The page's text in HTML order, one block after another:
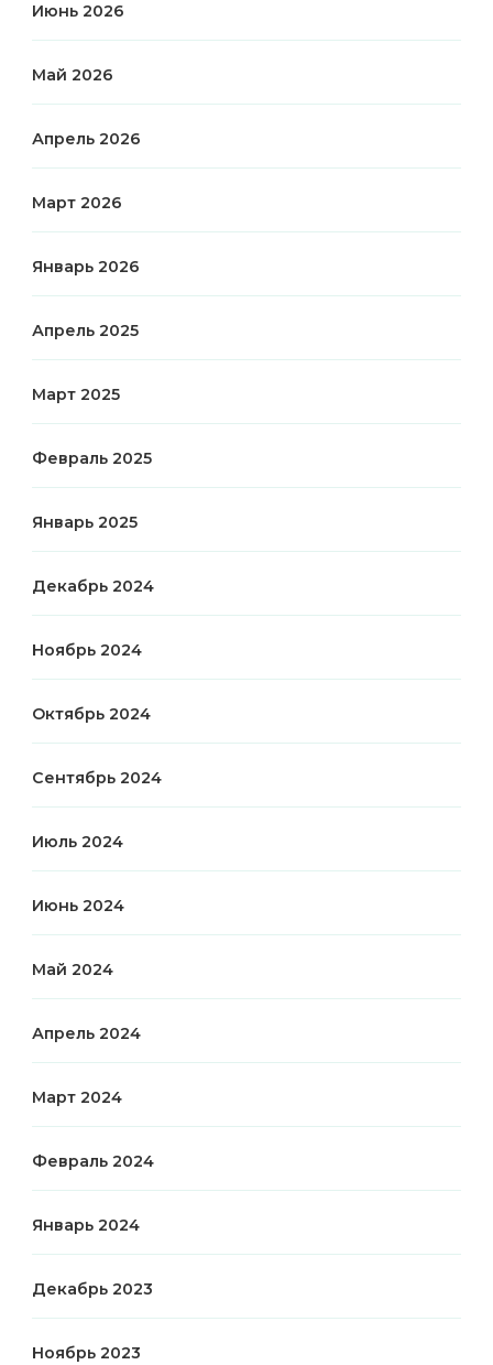
Июнь 2026
Май 2026
Апрель 2026
Март 2026
Январь 2026
Апрель 2025
Март 2025
Февраль 2025
Январь 2025
Декабрь 2024
Ноябрь 2024
Октябрь 2024
Сентябрь 2024
Июль 2024
Июнь 2024
Май 2024
Апрель 2024
Март 2024
Февраль 2024
Январь 2024
Декабрь 2023
Ноябрь 2023